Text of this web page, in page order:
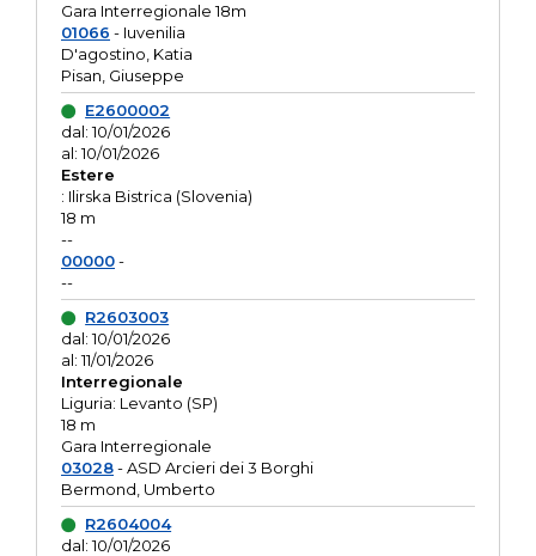
Gara Interregionale 18m
01066 - Iuvenilia
D'agostino, Katia
Pisan, Giuseppe
E2600002
dal: 10/01/2026
al: 10/01/2026
Estere
: Ilirska Bistrica (Slovenia)
18 m
--
00000-
--
R2603003
dal: 10/01/2026
al: 11/01/2026
Interregionale
Liguria: Levanto (SP)
18 m
Gara Interregionale
03028- ASD Arcieri dei 3 Borghi
Bermond, Umberto
R2604004
dal: 10/01/2026